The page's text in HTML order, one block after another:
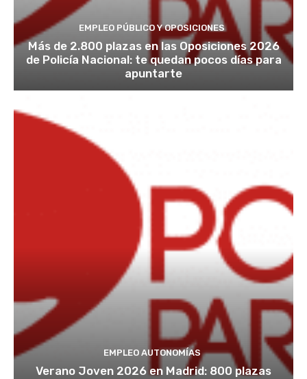
EMPLEO PÚBLICO Y OPOSICIONES
Más de 2.800 plazas en las Oposiciones 2026
de Policía Nacional: te quedan pocos días para
apuntarte
EMPLEO AUTONOMÍAS
Verano Joven 2026 en Madrid: 800 plazas